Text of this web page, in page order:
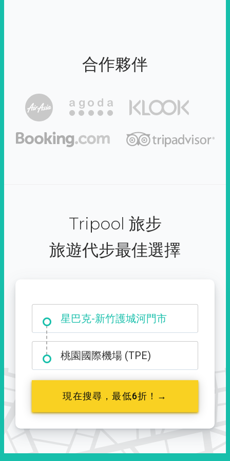
合作夥伴
Tripool 旅步
旅遊代步最佳選擇
星巴克-新竹護城河門市
大霸尖山登山口
桃園國際機場 (TPE)
現在搜尋，最低6折！→